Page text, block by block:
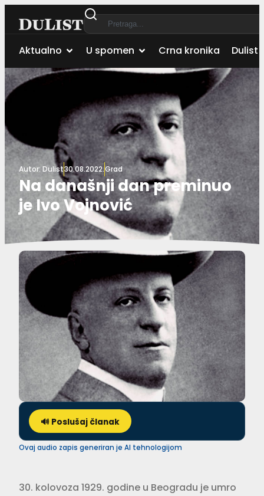
Aktualno U spomen Crna kronika Dulist
Autor: Dulist30.08.2022.Grad
Na današnji dan preminuo
je Ivo Vojnović
🔊 Poslušaj članak
Ovaj audio zapis generiran je AI tehnologijom
30. kolovoza 1929. godine u Beogradu je umro